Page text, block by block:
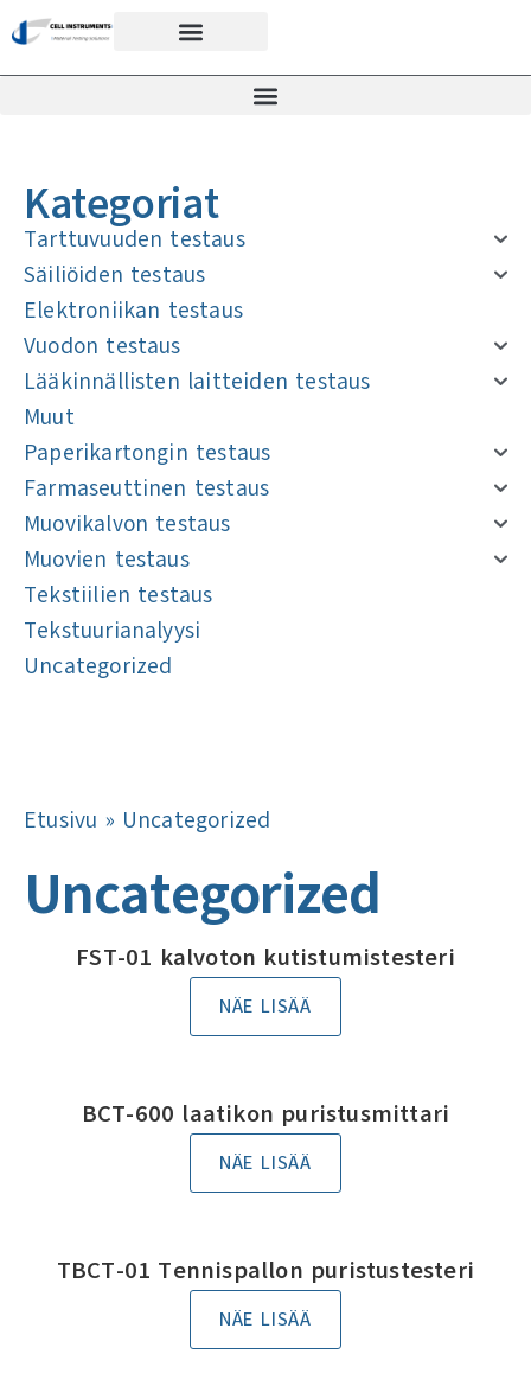
Kategoriat
Tarttuvuuden testaus
Säiliöiden testaus
Elektroniikan testaus
Vuodon testaus
Lääkinnällisten laitteiden testaus
Muut
Paperikartongin testaus
Farmaseuttinen testaus
Muovikalvon testaus
Muovien testaus
Tekstiilien testaus
Tekstuurianalyysi
Uncategorized
Etusivu » Uncategorized
Uncategorized
FST-01 kalvoton kutistumistesteri
NÄE LISÄÄ
BCT-600 laatikon puristusmittari
NÄE LISÄÄ
TBCT-01 Tennispallon puristustesteri
NÄE LISÄÄ